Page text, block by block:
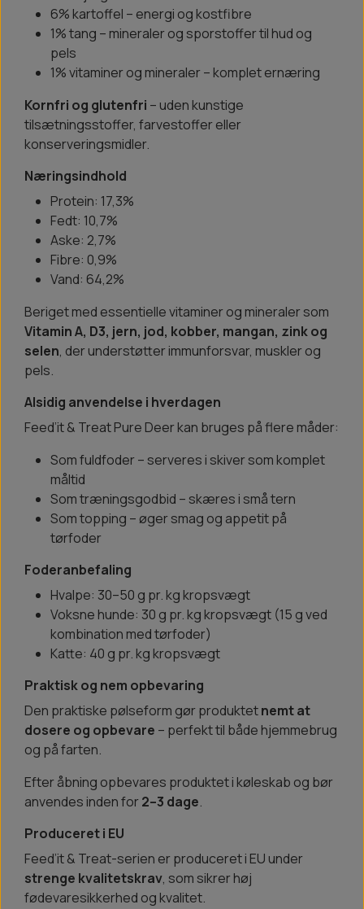
6% kartoffel – energi og kostfibre
1% tang – mineraler og sporstoffer til hud og
pels
1% vitaminer og mineraler – komplet ernæring
Kornfri og glutenfri – uden kunstige
tilsætningsstoffer, farvestoffer eller
konserveringsmidler.
Næringsindhold
Protein: 17,3%
Fedt: 10,7%
Aske: 2,7%
Fibre: 0,9%
Vand: 64,2%
Beriget med essentielle vitaminer og mineraler som
Vitamin A, D3, jern, jod, kobber, mangan, zink og
selen, der understøtter immunforsvar, muskler og
pels.
Alsidig anvendelse i hverdagen
Feed’it & Treat Pure Deer kan bruges på flere måder:
Som fuldfoder – serveres i skiver som komplet
måltid
Som træningsgodbid – skæres i små tern
Som topping – øger smag og appetit på
tørfoder
Foderanbefaling
Hvalpe: 30–50 g pr. kg kropsvægt
Voksne hunde: 30 g pr. kg kropsvægt (15 g ved
kombination med tørfoder)
Katte: 40 g pr. kg kropsvægt
Praktisk og nem opbevaring
Den praktiske pølseform gør produktetnemt at
dosere og opbevare – perfekt til både hjemmebrug
og på farten.
Efter åbning opbevares produktet i køleskab og bør
anvendes inden for2–3 dage.
Produceret i EU
Feed’it & Treat-serien er produceret i EU under
strenge kvalitetskrav, som sikrer høj
fødevaresikkerhed og kvalitet.